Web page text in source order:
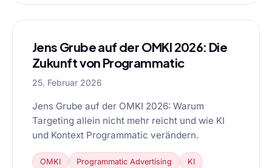
Jens Grube auf der OMKI 2026: Die
Zukunft von Programmatic
25. Februar 2026
Jens Grube auf der OMKI 2026: Warum
Targeting allein nicht mehr reicht und wie KI
und Kontext Programmatic verändern.
OMKI Programmatic Advertising KI